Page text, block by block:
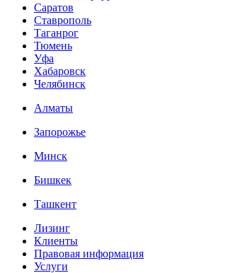
Саратов
Ставрополь
Таганрог
Тюмень
Уфа
Хабаровск
Челябинск
Алматы
Запорожье
Минск
Бишкек
Ташкент
Лизинг
Клиенты
Правовая информация
Услуги